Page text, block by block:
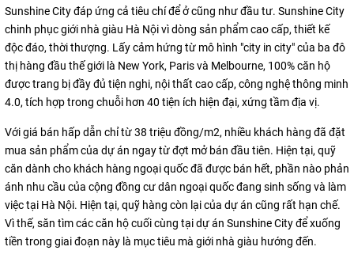
Sunshine City đáp ứng cả tiêu chí để ở cũng như đầu tư. Sunshine City
chinh phục giới nhà giàu Hà Nội vì dòng sản phẩm cao cấp, thiết kế
độc đáo, thời thượng. Lấy cảm hứng từ mô hình "city in city" của ba đô
thị hàng đầu thế giới là New York, Paris và Melbourne, 100% căn hộ
được trang bị đầy đủ tiện nghi, nội thất cao cấp, công nghệ thông minh
4.0, tích hợp trong chuỗi hơn 40 tiện ích hiện đại, xứng tầm địa vị.
Với giá bán hấp dẫn chỉ từ 38 triệu đồng/m2, nhiều khách hàng đã đặt
mua sản phẩm của dự án ngay từ đợt mở bán đầu tiên. Hiện tại, quỹ
căn dành cho khách hàng ngoại quốc đã được bán hết, phần nào phản
ánh nhu cầu của cộng đồng cư dân ngoại quốc đang sinh sống và làm
việc tại Hà Nội. Hiện tại, quỹ hàng còn lại của dự án cũng rất hạn chế.
Vì thế, săn tìm các căn hộ cuối cùng tại dự án Sunshine City để xuống
tiền trong giai đoạn này là mục tiêu mà giới nhà giàu hướng đến.